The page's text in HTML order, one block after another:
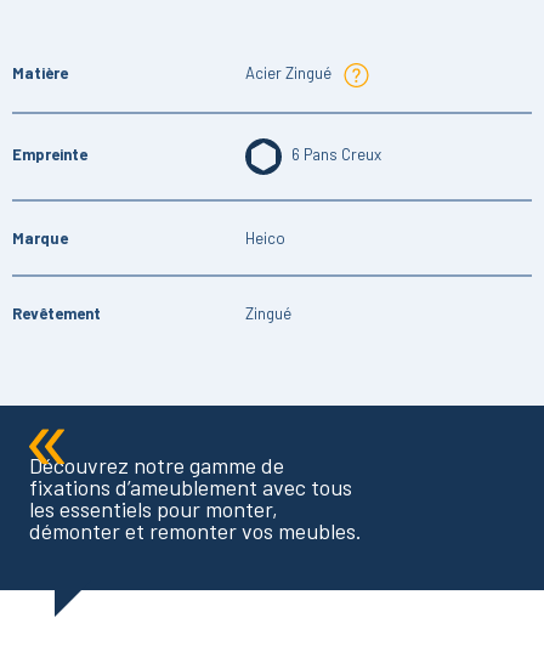
Matière Acier Zingué
Empreinte 6 Pans Creux
Marque Heico
Revêtement Zingué
Découvrez notre gamme de
fixations d’ameublement avec tous
les essentiels pour monter,
démonter et remonter vos meubles.